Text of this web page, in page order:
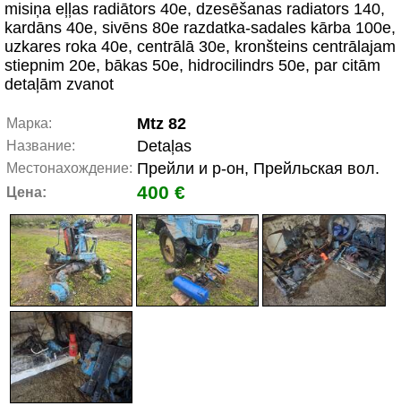
misiņa eļļas radiātors 40e, dzesēšanas radiators 140,
kardāns 40e, sivēns 80e razdatka-sadales kārba 100e,
uzkares roka 40e, centrālā 30e, kronšteins centrālajam
stiepnim 20e, bākas 50e, hidrocilindrs 50e, par citām
detaļām zvanot
Марка: Mtz 82
Название: Detaļas
Местонахождение: Прейли и р-он, Прейльская вол.
Цена: 400 €